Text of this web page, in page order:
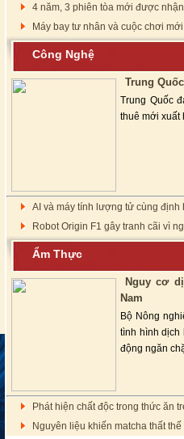
4 năm, 3 phiên tòa mới được
Máy bay tư nhân và cuộc chơi
Công Nghệ
Trung
Trung Quốc
thuê mới xuất
AI và máy tính lượng tử cùng định
Robot Origin F1 gây tranh cãi vì
Ẩm Thực
Nguy cơ
Nam
Bộ Nông
tình hình dịch
động ngăn
Phát hiện chất độc trong thức ăn
Nguyên liệu khiến matcha thất